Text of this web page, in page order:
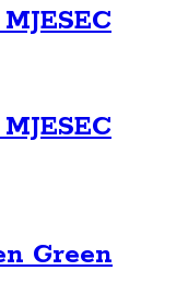
Green